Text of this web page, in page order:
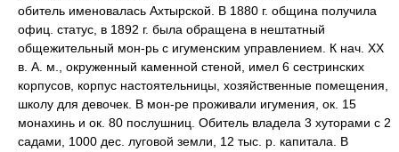
обитель именовалась Ахтырской. В 1880 г. община получила
офиц. статус, в 1892 г. была обращена в нештатный
общежительный мон-рь с игуменским управлением. К нач. XX
в. А. м., окруженный каменной стеной, имел 6 сестринских
корпусов, корпус настоятельницы, хозяйственные помещения,
школу для девочек. В мон-ре проживали игумения, ок. 15
монахинь и ок. 80 послушниц. Обитель владела 3 хуторами с 2
садами, 1000 дес. луговой земли, 12 тыс. р. капитала. В